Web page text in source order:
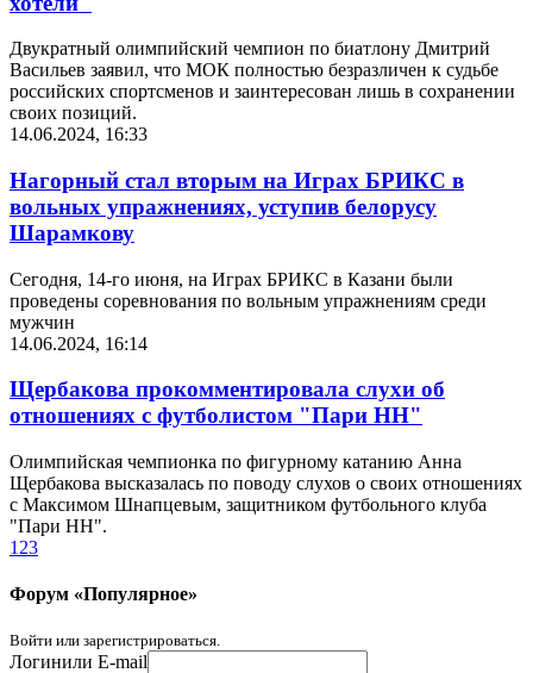
Двукратный олимпийский чемпион по биатлону Дмитрий
Васильев заявил, что МОК полностью безразличен к судьбе
российских спортсменов и заинтересован лишь в сохранении
своих позиций.
14.06.2024, 16:33
Нагорный стал вторым на Играх БРИКС в
вольных упражнениях, уступив белорусу
Шарамкову
Сегодня, 14-го июня, на Играх БРИКС в Казани были
проведены соревнования по вольным упражнениям среди
мужчин
14.06.2024, 16:14
Щербакова прокомментировала слухи об
отношениях с футболистом "Пари НН"
Олимпийская чемпионка по фигурному катанию Анна
Щербакова высказалась по поводу слухов о своих отношениях
с Максимом Шнапцевым, защитником футбольного клуба
"Пари НН".
1 23
Форум «Популярное»
Войти или зарегистрироваться.
Логинили E-mail